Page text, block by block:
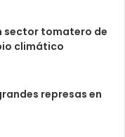
sector tomatero de
climático
represas en